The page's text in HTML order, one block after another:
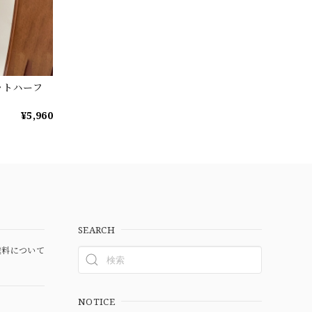
ハーフ
¥5,960
について
SEARCH
NOTICE